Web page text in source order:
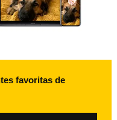
favoritas de